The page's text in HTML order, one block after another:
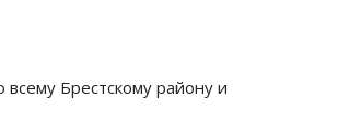
Брестскому району и